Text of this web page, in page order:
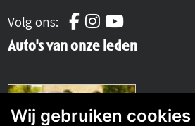
Volg ons:
Volg ons op Facebook
Volg ons op
Volg ons op
Auto's van onze leden
Wij gebruiken cookies